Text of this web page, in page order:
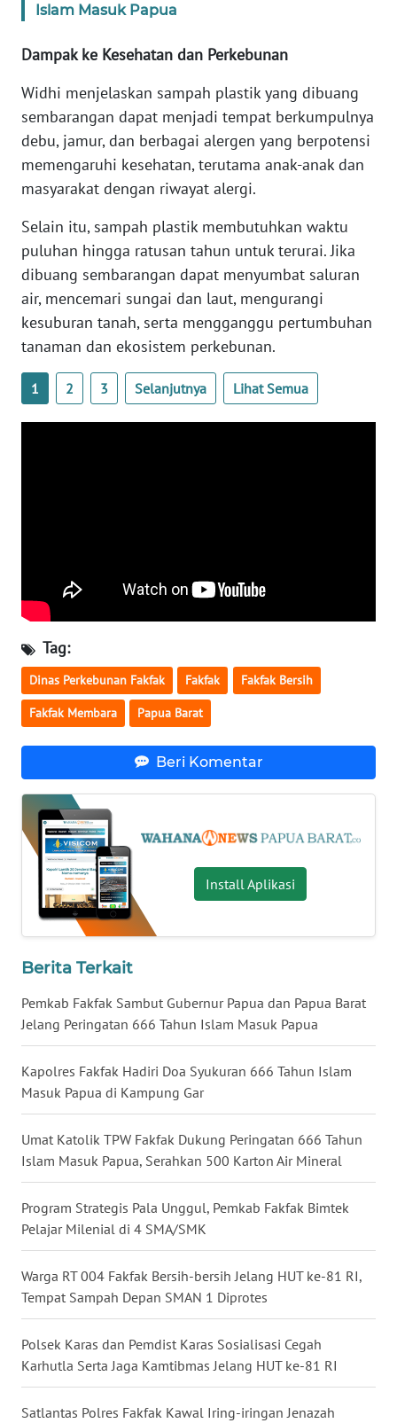
Islam Masuk Papua
Dampak ke Kesehatan dan Perkebunan
Widhi menjelaskan sampah plastik yang dibuang
sembarangan dapat menjadi tempat berkumpulnya
debu, jamur, dan berbagai alergen yang berpotensi
memengaruhi kesehatan, terutama anak-anak dan
masyarakat dengan riwayat alergi.
Selain itu, sampah plastik membutuhkan waktu
puluhan hingga ratusan tahun untuk terurai. Jika
dibuang sembarangan dapat menyumbat saluran
air, mencemari sungai dan laut, mengurangi
kesuburan tanah, serta mengganggu pertumbuhan
tanaman dan ekosistem perkebunan.
1 2 3 Selanjutnya Lihat Semua
Tag:
Dinas Perkebunan Fakfak Fakfak Fakfak Bersih
Fakfak Membara Papua Barat
Beri Komentar
Install Aplikasi
Berita Terkait
Pemkab Fakfak Sambut Gubernur Papua dan Papua Barat
Jelang Peringatan 666 Tahun Islam Masuk Papua
Kapolres Fakfak Hadiri Doa Syukuran 666 Tahun Islam
Masuk Papua di Kampung Gar
Umat Katolik TPW Fakfak Dukung Peringatan 666 Tahun
Islam Masuk Papua, Serahkan 500 Karton Air Mineral
Program Strategis Pala Unggul, Pemkab Fakfak Bimtek
Pelajar Milenial di 4 SMA/SMK
Warga RT 004 Fakfak Bersih-bersih Jelang HUT ke-81 RI,
Tempat Sampah Depan SMAN 1 Diprotes
Polsek Karas dan Pemdist Karas Sosialisasi Cegah
Karhutla Serta Jaga Kamtibmas Jelang HUT ke-81 RI
Satlantas Polres Fakfak Kawal Iring-iringan Jenazah
WN
NTB
WN
SULTENG
SULBAR
WN
SUMBAR
WN
SUMSEL
WN
JATENG
WN
NUSANTARA
WN
JOGJA
WN
JATIM
WN
KALTENG
KALTARA
KALSEL
KALTIM
WN
SULSEL
WN
GORONTALO
WN
SULUT